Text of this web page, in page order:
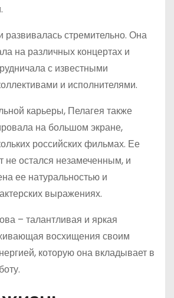
развивалась стремительно. Она
на различных концертах и
с известными
и исполнителями.
карьеры, Пелагея также
на большом экране,
российских фильмах. Ее
не остался незамеченным, и
ее натуральностью и
выражениях.
– талантливая и яркая
восхищения своим
которую она вкладывает в